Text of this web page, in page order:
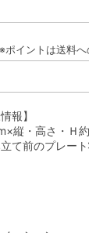
※ポイントは送料へ
報】
縦・高さ・Ｈ
て前のプレー